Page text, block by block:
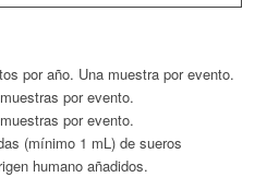
por año. Una muestra por evento.
por evento.
por evento.
(mínimo 1 mL) de sueros
humano añadidos.